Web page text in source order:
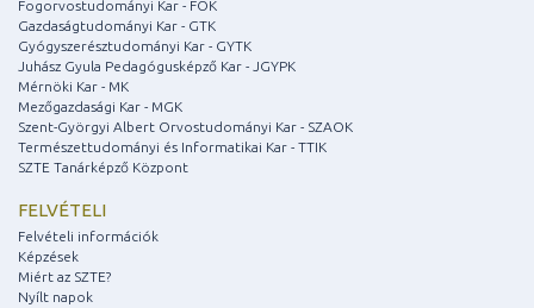
Fogorvostudományi Kar - FOK
Gazdaságtudományi Kar - GTK
Gyógyszerésztudományi Kar - GYTK
Juhász Gyula Pedagógusképző Kar - JGYPK
Mérnöki Kar - MK
Mezőgazdasági Kar - MGK
Szent-Györgyi Albert Orvostudományi Kar - SZAOK
Természettudományi és Informatikai Kar - TTIK
SZTE Tanárképző Központ
FELVÉTELI
Felvételi információk
Képzések
Miért az SZTE?
Nyílt napok